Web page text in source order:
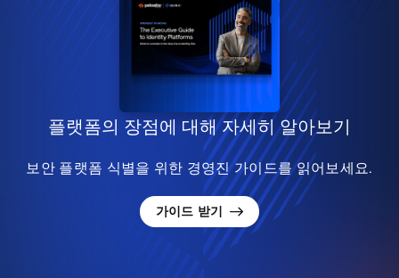
플랫폼의 장점에 대해 자세히 알아보기
보안 플랫폼 식별을 위한 경영진 가이드를 읽어보세요.
가이드 받기